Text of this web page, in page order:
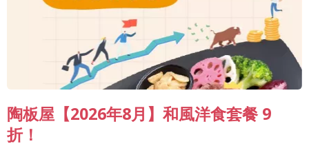
陶板屋【2026年8月】和風洋食套餐 9
折！